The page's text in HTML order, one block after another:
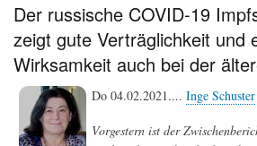
Der russische COVID-19
zeigt gute Verträglichkeit und
Wirksamkeit auch bei der
Do 04.02.2021.... Inge Schuster
Vorgestern ist der